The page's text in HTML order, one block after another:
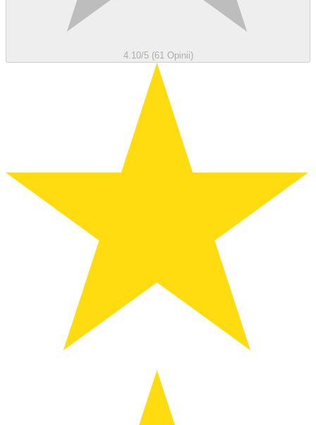
4.10/5 (61 Opinii)